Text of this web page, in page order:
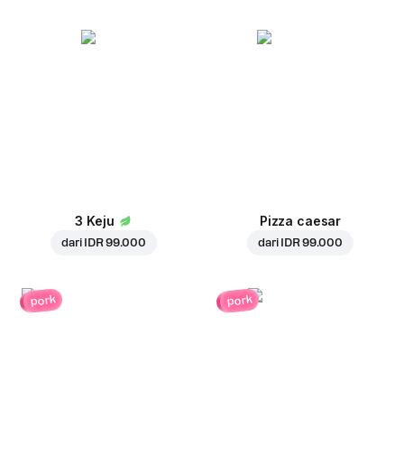
3 Keju
dari IDR 99.000
Pizza caesar
dari IDR 99.000
pork pork